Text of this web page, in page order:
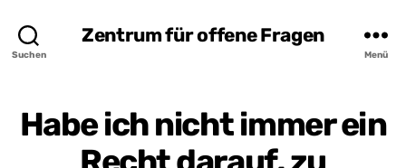
Suchen
Zentrum für offene Fragen
Menü
Habe ich nicht immer ein